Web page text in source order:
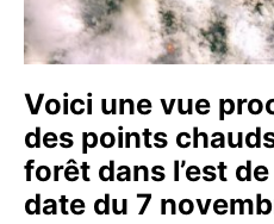
Voici une vue
des points
forêt dans l’est
date du 7